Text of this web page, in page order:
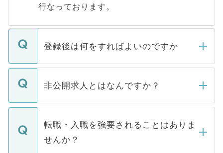
行なっております。
登録後は何をすればよいのですか
ご登録いただきましたら、弊社担当者がご
登録内容を確認し、その後メールもしくは
ます。通常、5営業日以内にはご連絡をせて
いただきますので、しばらくお待ちくださ
非公開求人とはなんですか？
マイナビDOCTORで取り扱っている求人の
うち約3割は、Webサイトからご覧いただ
けない「非公開求人」です。非公開求人は
下記の理由によって、一般には公開してい
転職・入職を強要されることはありま
せんか？